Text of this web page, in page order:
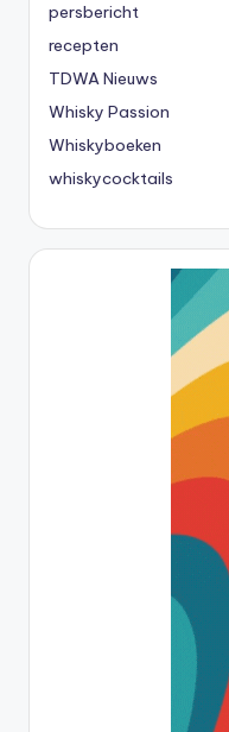
persbericht
recepten
TDWA Nieuws
Whisky Passion
Whiskyboeken
whiskycocktails